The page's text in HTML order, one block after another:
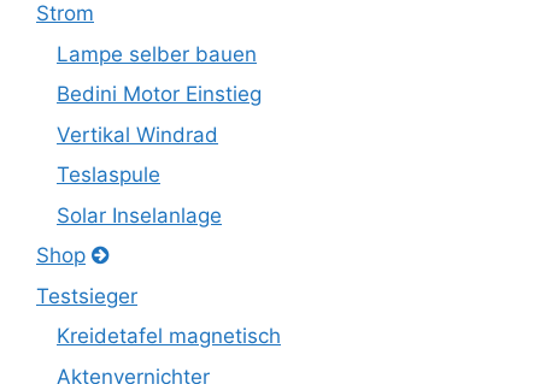
Strom
Lampe selber bauen
Bedini Motor Einstieg
Vertikal Windrad
Teslaspule
Solar Inselanlage
Shop
Testsieger
Kreidetafel magnetisch
Aktenvernichter